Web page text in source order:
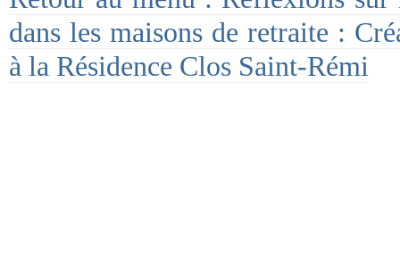
dans les maisons de retraite :
à la Résidence Clos Saint-Rémi